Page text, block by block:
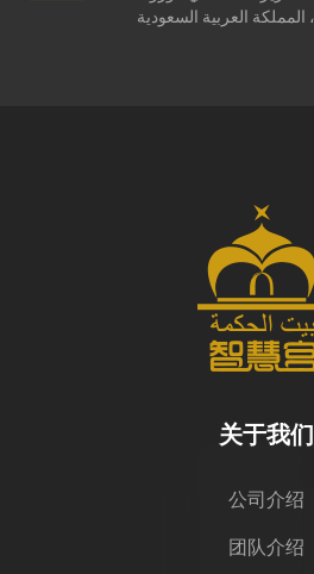
关于我们
公司介绍
团队介绍